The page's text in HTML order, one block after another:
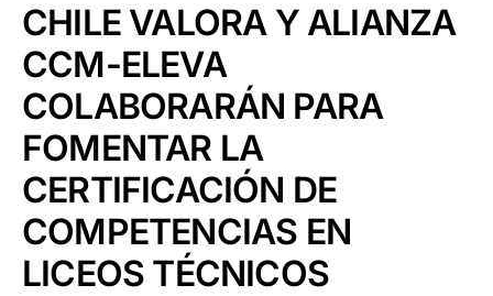
CHILE VALORA Y ALIANZA
CCM-ELEVA
COLABORARÁN PARA
FOMENTAR LA
CERTIFICACIÓN DE
COMPETENCIAS EN
LICEOS TÉCNICOS